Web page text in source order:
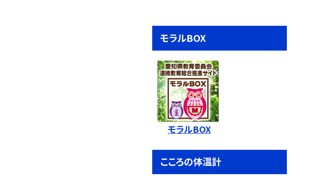
モラルBOX
モラルBOX
こころの体温計